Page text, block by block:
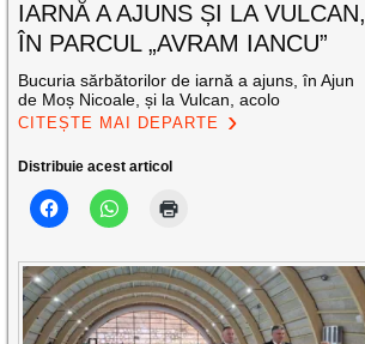
IARNĂ A AJUNS ȘI LA VULCAN,
ÎN PARCUL „AVRAM IANCU”
Bucuria sărbătorilor de iarnă a ajuns, în Ajun
de Moș Nicoale, și la Vulcan, acolo
CITEȘTE MAI DEPARTE
Distribuie acest articol